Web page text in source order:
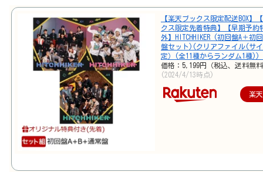
【楽天ブックス限定配送BOX】
クス限定先着特典】【早期予約
外】HITCHHIKER (初回盤A＋初
盤セット)(クリアファイル(サイ
定）(全11種からランダム1種
価格：5,199円（税込、送料無
(2024/4/13時点)
楽